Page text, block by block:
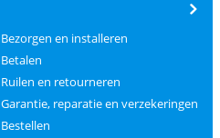
Bezorgen en installeren
Betalen
Ruilen en retourneren
Garantie, reparatie en verzekeringen
Bestellen